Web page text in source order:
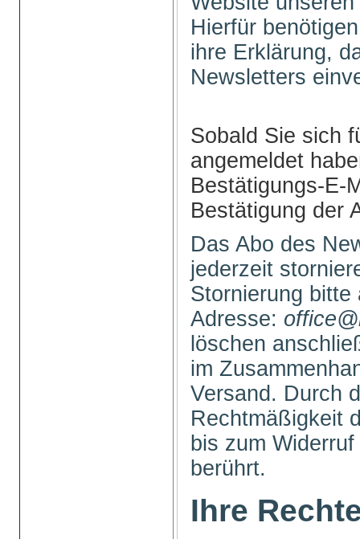
Hierfür
ihre Erklärung,
Newsletters
Sobald Sie sich
angemeldet
Bestätigungs-E-
Bestätigung der
Das Abo des
jederzeit
Stornierung bitte
Adresse:
löschen
im
Versand. Durch
Rechtmäßigkeit
bis zum
berührt.
Ihre